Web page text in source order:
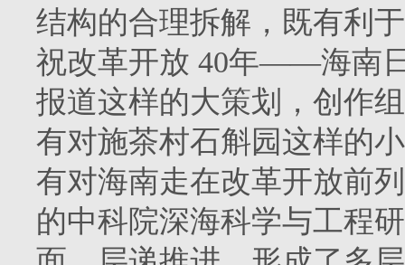
结构的合理拆解，既有利
祝改革开放 40年——海南
报道这样的大策划，创作
有对施茶村石斛园这样的
有对海南走在改革开放前
的中科院深海科学与工程